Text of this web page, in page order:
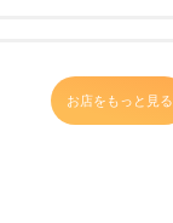
お店をもっと見る